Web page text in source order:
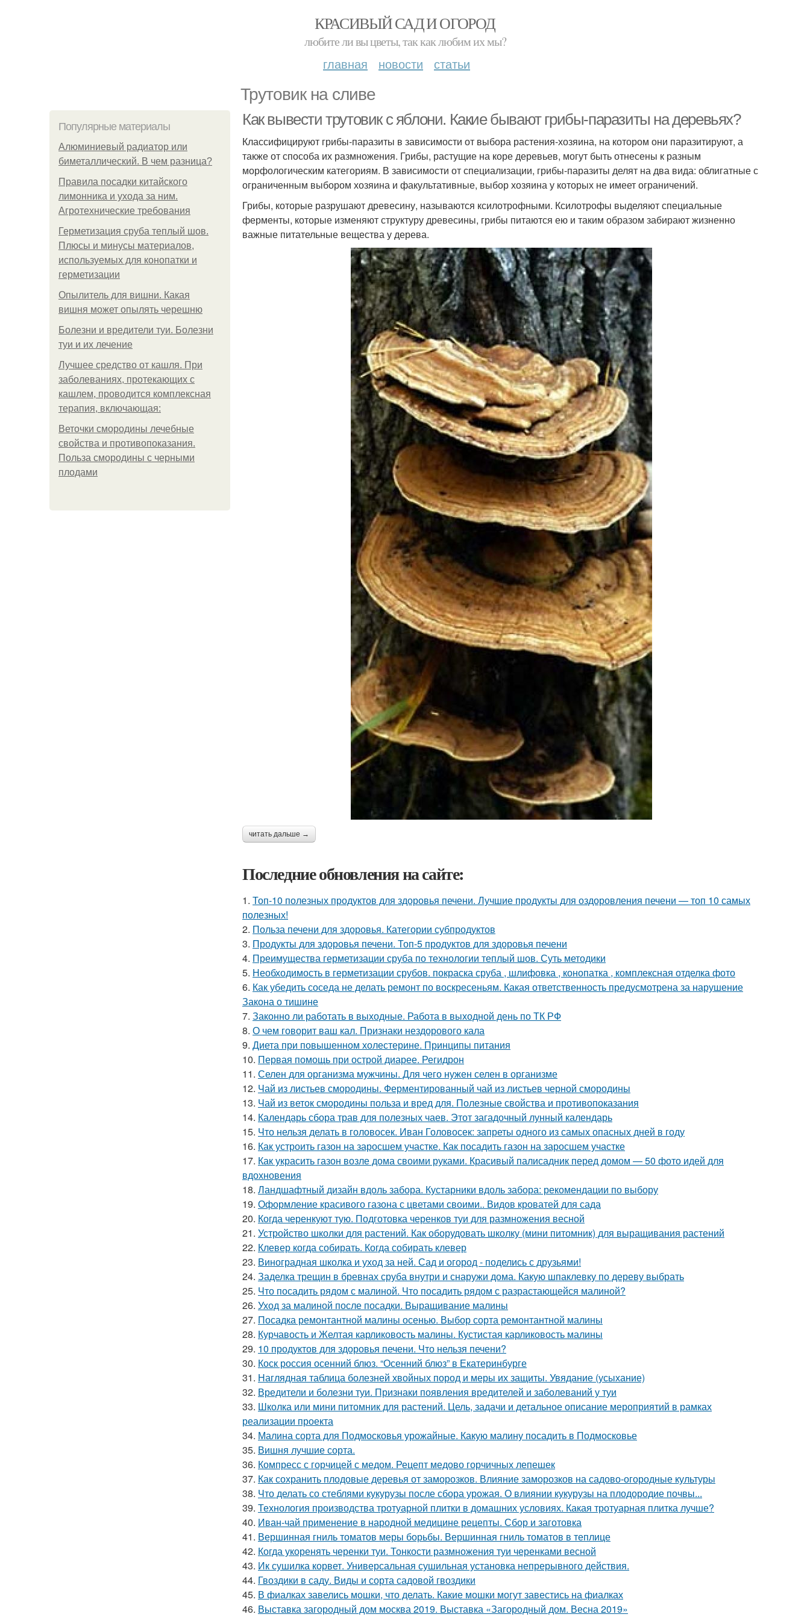
КРАСИВЫЙ САД И ОГОРОД
любите ли вы цветы, так как любим их мы?
главная новости статьи
Трутовик на сливе
Популярные материалы
Алюминиевый радиатор или
биметаллический. В чем разница?
Правила посадки китайского
лимонника и ухода за ним.
Агротехнические требования
Герметизация сруба теплый шов.
Плюсы и минусы материалов,
используемых для конопатки и
герметизации
Опылитель для вишни. Какая
вишня может опылять черешню
Болезни и вредители туи. Болезни
туи и их лечение
Лучшее средство от кашля. При
заболеваниях, протекающих с
кашлем, проводится комплексная
терапия, включающая:
Веточки смородины лечебные
свойства и противопоказания.
Польза смородины с черными
плодами
Как вывести трутовик с яблони. Какие бывают грибы-паразиты на деревьях?
Классифицируют грибы-паразиты в зависимости от выбора растения-хозяина, на котором они паразитируют, а
также от способа их размножения. Грибы, растущие на коре деревьев, могут быть отнесены к разным
морфологическим категориям. В зависимости от специализации, грибы-паразиты делят на два вида: облигатные с
ограниченным выбором хозяина и факультативные, выбор хозяина у которых не имеет ограничений.
Грибы, которые разрушают древесину, называются ксилотрофными. Ксилотрофы выделяют специальные
ферменты, которые изменяют структуру древесины, грибы питаются ею и таким образом забирают жизненно
важные питательные вещества у дерева.
читать дальше →
Последние обновления на сайте:
1. Топ-10 полезных продуктов для здоровья печени. Лучшие продукты для оздоровления печени — топ 10 самых
полезных!
2. Польза печени для здоровья. Категории субпродуктов
3. Продукты для здоровья печени. Топ-5 продуктов для здоровья печени
4. Преимущества герметизации сруба по технологии теплый шов. Суть методики
5. Необходимость в герметизации срубов. покраска сруба , шлифовка , конопатка , комплексная отделка фото
6. Как убедить соседа не делать ремонт по воскресеньям. Какая ответственность предусмотрена за нарушение
Закона о тишине
7. Законно ли работать в выходные. Работа в выходной день по ТК РФ
8. О чем говорит ваш кал. Признаки нездорового кала
9. Диета при повышенном холестерине. Принципы питания
10. Первая помощь при острой диарее. Регидрон
11. Селен для организма мужчины. Для чего нужен селен в организме
12. Чай из листьев смородины. Ферментированный чай из листьев черной смородины
13. Чай из веток смородины польза и вред для. Полезные свойства и противопоказания
14. Календарь сбора трав для полезных чаев. Этот загадочный лунный календарь
15. Что нельзя делать в головосек. Иван Головосек: запреты одного из самых опасных дней в году
16. Как устроить газон на заросшем участке. Как посадить газон на заросшем участке
17. Как украсить газон возле дома своими руками. Красивый палисадник перед домом — 50 фото идей для
вдохновения
18. Ландшафтный дизайн вдоль забора. Кустарники вдоль забора: рекомендации по выбору
19. Оформление красивого газона с цветами своими.. Видов кроватей для сада
20. Когда черенкуют тую. Подготовка черенков туи для размножения весной
21. Устройство школки для растений. Как оборудовать школку (мини питомник) для выращивания растений
22. Клевер когда собирать. Когда собирать клевер
23. Виноградная школка и уход за ней. Сад и огород - поделись с друзьями!
24. Заделка трещин в бревнах сруба внутри и снаружи дома. Какую шпаклевку по дереву выбрать
25. Что посадить рядом с малиной. Что посадить рядом с разрастающейся малиной?
26. Уход за малиной после посадки. Выращивание малины
27. Посадка ремонтантной малины осенью. Выбор сорта ремонтантной малины
28. Курчавость и Желтая карликовость малины. Кустистая карликовость малины
29. 10 продуктов для здоровья печени. Что нельзя печени?
30. Коск россия осенний блюз. “Осенний блюз” в Екатеринбурге
31. Наглядная таблица болезней хвойных пород и меры их защиты. Увядание (усыхание)
32. Вредители и болезни туи. Признаки появления вредителей и заболеваний у туи
33. Школка или мини питомник для растений. Цель, задачи и детальное описание мероприятий в рамках
реализации проекта
34. Малина сорта для Подмосковья урожайные. Какую малину посадить в Подмосковье
35. Вишня лучшие сорта.
36. Компресс с горчицей с медом. Рецепт медово горчичных лепешек
37. Как сохранить плодовые деревья от заморозков. Влияние заморозков на садово-огородные культуры
38. Что делать со стеблями кукурузы после сбора урожая. О влиянии кукурузы на плодородие почвы...
39. Технология производства тротуарной плитки в домашних условиях. Какая тротуарная плитка лучше?
40. Иван-чай применение в народной медицине рецепты. Сбор и заготовка
41. Вершинная гниль томатов меры борьбы. Вершинная гниль томатов в теплице
42. Когда укоренять черенки туи. Тонкости размножения туи черенками весной
43. Ик сушилка корвет. Универсальная сушильная установка непрерывного действия.
44. Гвоздики в саду. Виды и сорта садовой гвоздики
45. В фиалках завелись мошки, что делать. Какие мошки могут завестись на фиалках
46. Выставка загородный дом москва 2019. Выставка «Загородный дом. Весна 2019»